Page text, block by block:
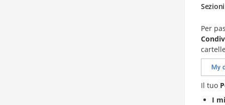
Per
Il tuo
I